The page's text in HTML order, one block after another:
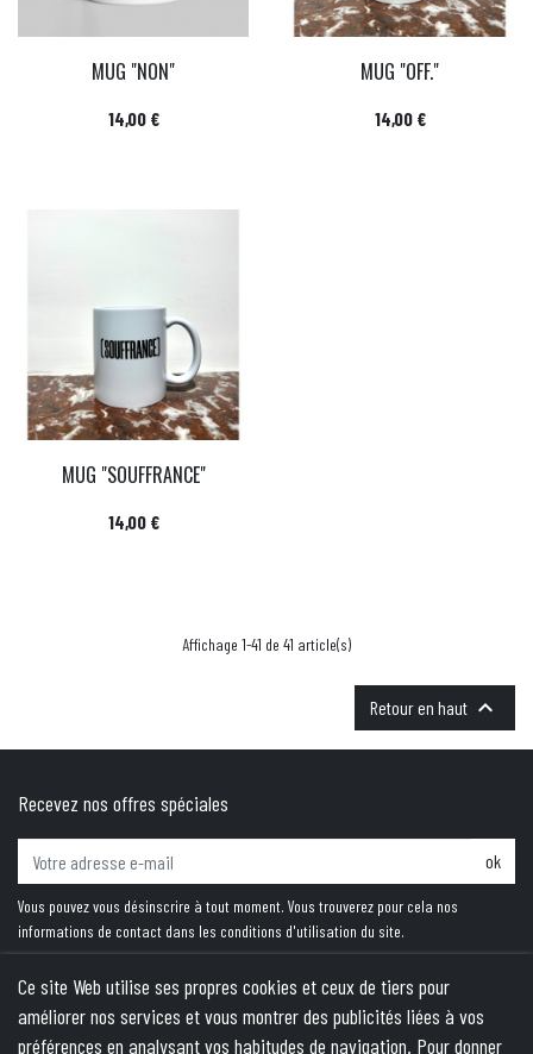
MUG "NON"
Prix
14,00 €
MUG "OFF."
Prix
14,00 €
MUG "SOUFFRANCE"
Prix
14,00 €
Affichage 1-41 de 41 article(s)
Retour en haut 
Recevez nos offres spéciales
ok
Vous pouvez vous désinscrire à tout moment. Vous trouverez pour cela nos
informations de contact dans les conditions d'utilisation du site.
PRODUITS
Ce site Web utilise ses propres cookies et ceux de tiers pour
améliorer nos services et vous montrer des publicités liées à vos
préférences en analysant vos habitudes de navigation. Pour donner